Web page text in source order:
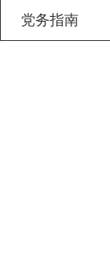
党务指南